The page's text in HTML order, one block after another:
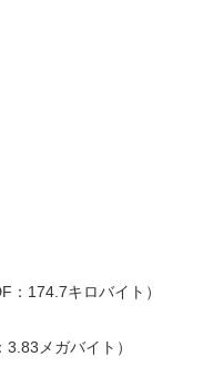
：174.7キロバイト）
3.83メガバイト）